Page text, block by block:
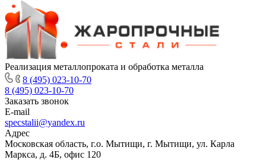
Реализация металлопроката и обработка металла
8 (495) 023-10-70
8 (495) 023-10-70
Заказать звонок
E-mail
specstalii@yandex.ru
Адрес
Московская область, г.о. Мытищи, г. Мытищи, ул. Карла
Маркса, д. 4Б, офис 120